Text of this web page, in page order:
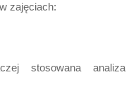
zajęciach:
stosowana analiza